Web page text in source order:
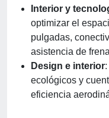
Interior y
optimizar el
pulgadas,
asistencia de
Design e interior
ecológicos y
eficiencia